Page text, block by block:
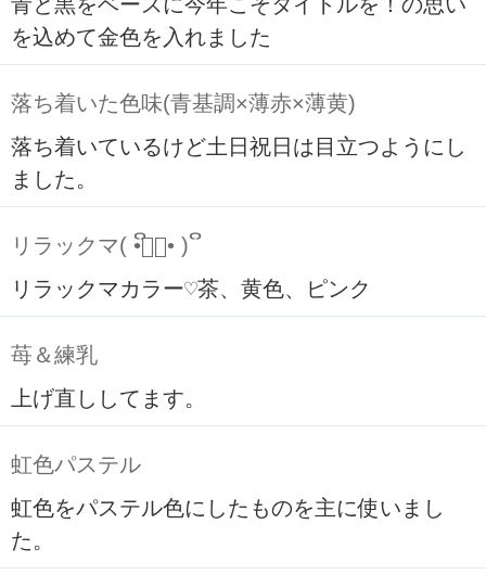
を込めて金色を入れました
落ち着いた色味(青基調×薄赤×薄黄)
落ち着いているけど土日祝日は目立つようにし
ました。
リラックマ( ິ•ᆺ⃘• )ິ
リラックマカラー♡茶、黄色、ピンク
苺＆練乳
上げ直ししてます。
虹色パステル
虹色をパステル色にしたものを主に使いまし
た。